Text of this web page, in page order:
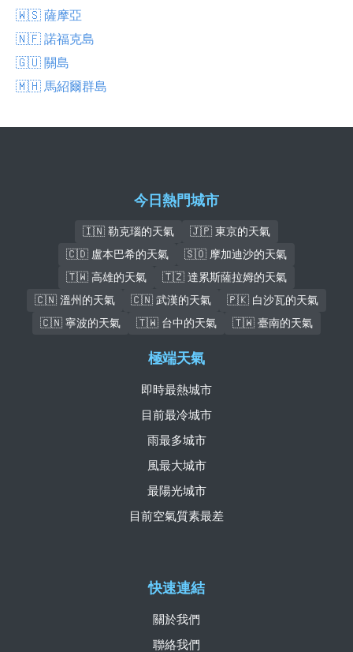
🇼🇸 薩摩亞
🇳🇫 諾福克島
🇬🇺 關島
🇲🇭 馬紹爾群島
今日熱門城市
🇮🇳 勒克瑙的天氣
🇯🇵 東京的天氣
🇨🇩 盧本巴希的天氣
🇸🇴 摩加迪沙的天氣
🇹🇼 高雄的天氣
🇹🇿 達累斯薩拉姆的天氣
🇨🇳 溫州的天氣
🇨🇳 武漢的天氣
🇵🇰 白沙瓦的天氣
🇨🇳 寧波的天氣
🇹🇼 台中的天氣 🇹🇼 臺南的天氣
快速連結
關於我們
聯絡我們
極端天氣
即時最熱城市
目前最冷城市
雨最多城市
風最大城市
最陽光城市
目前空氣質素最差